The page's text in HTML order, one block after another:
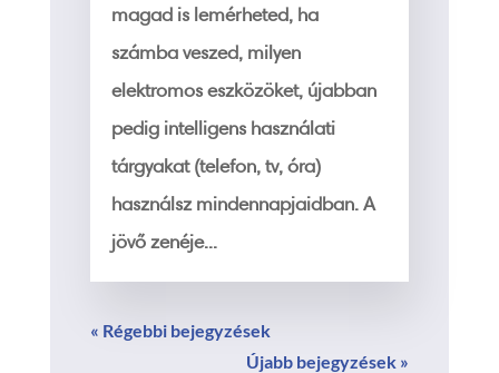
magad is lemérheted, ha
számba veszed, milyen
elektromos eszközöket, újabban
pedig intelligens használati
tárgyakat (telefon, tv, óra)
használsz mindennapjaidban. A
jövő zenéje...
« Régebbi bejegyzések
Újabb bejegyzések »